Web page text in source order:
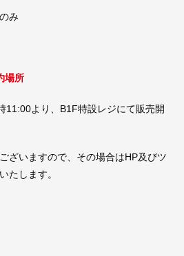
み
場所
11:00より、B1F特設レジにて販売開
ざいますので、その場合はHP及びツ
たします。